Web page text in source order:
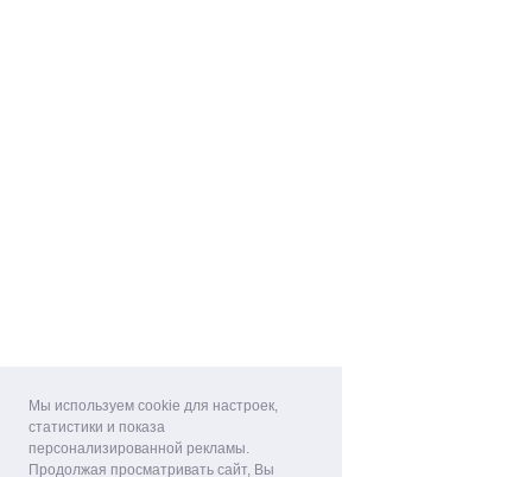
Мы используем cookie для настроек,
статистики и показа
персонализированной рекламы.
Продолжая просматривать сайт, Вы